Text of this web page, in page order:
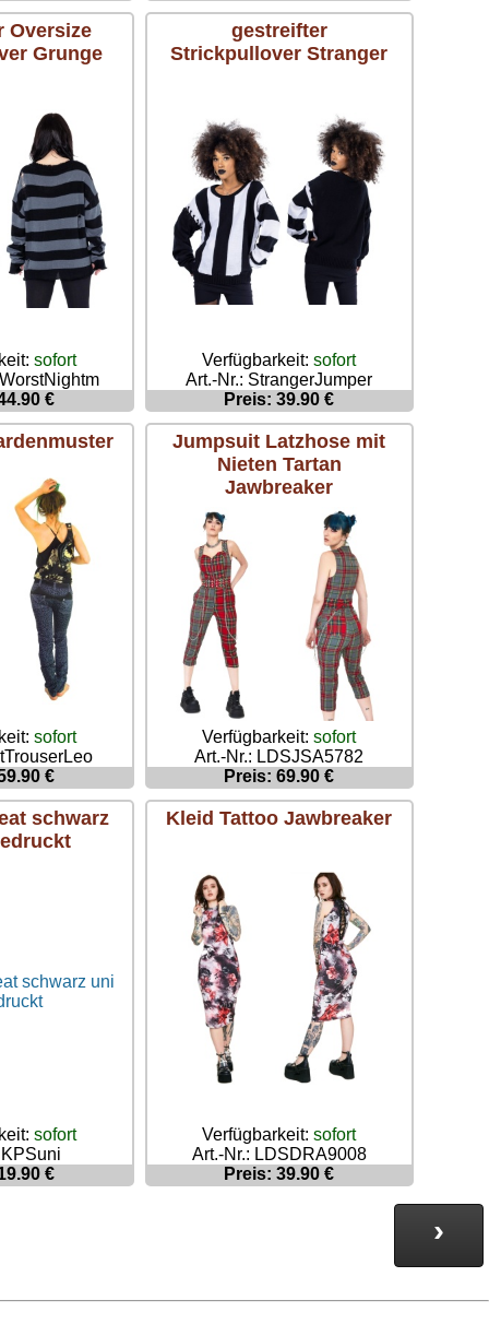
Oversize
Grunge
sofort
€
gestreifter
Strickpullover Stranger
Verfügbarkeit:sofort
Art.-Nr.: StrangerJumper
Preis: 39.90 €
sofort
€
Jumpsuit Latzhose mit
Nieten Tartan
Jawbreaker
Verfügbarkeit:sofort
Art.-Nr.: LDSJSA5782
Preis: 69.90 €
schwarz
sofort
€
Kleid Tattoo Jawbreaker
Verfügbarkeit:sofort
Art.-Nr.: LDSDRA9008
Preis: 39.90 €
›